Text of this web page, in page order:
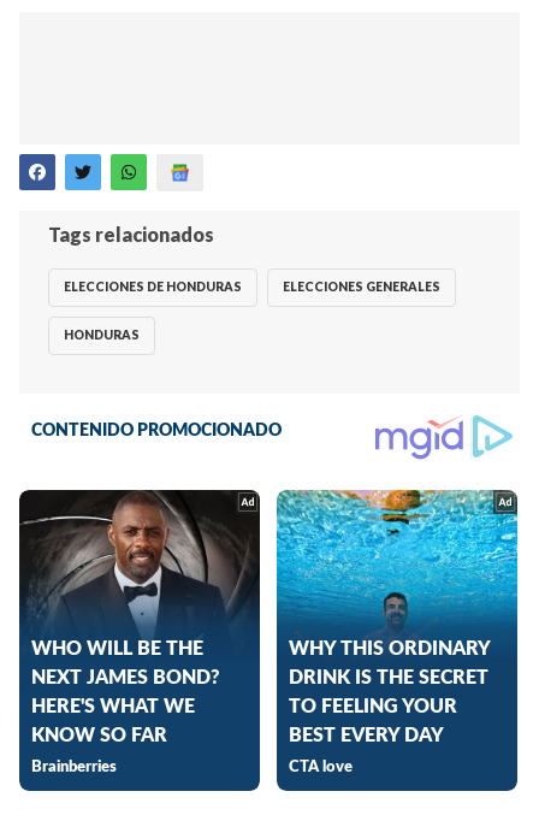
Tags relacionados
ELECCIONES DE HONDURAS ELECCIONES GENERALES
HONDURAS